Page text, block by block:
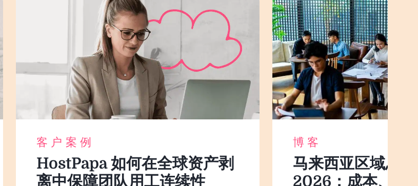
客户案例
HostPapa 如何在全球资产剥
离中保障团队用工连续性
博客
马来西亚区域总
2026：成本、人